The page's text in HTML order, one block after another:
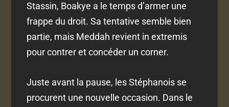
Stassin, Boakye a le temps d’armer une
frappe du droit. Sa tentative semble bien
partie, mais Meddah revient in extremis
pour contrer et concéder un corner.
Juste avant la pause, les Stéphanois se
procurent une nouvelle occasion. Dans le